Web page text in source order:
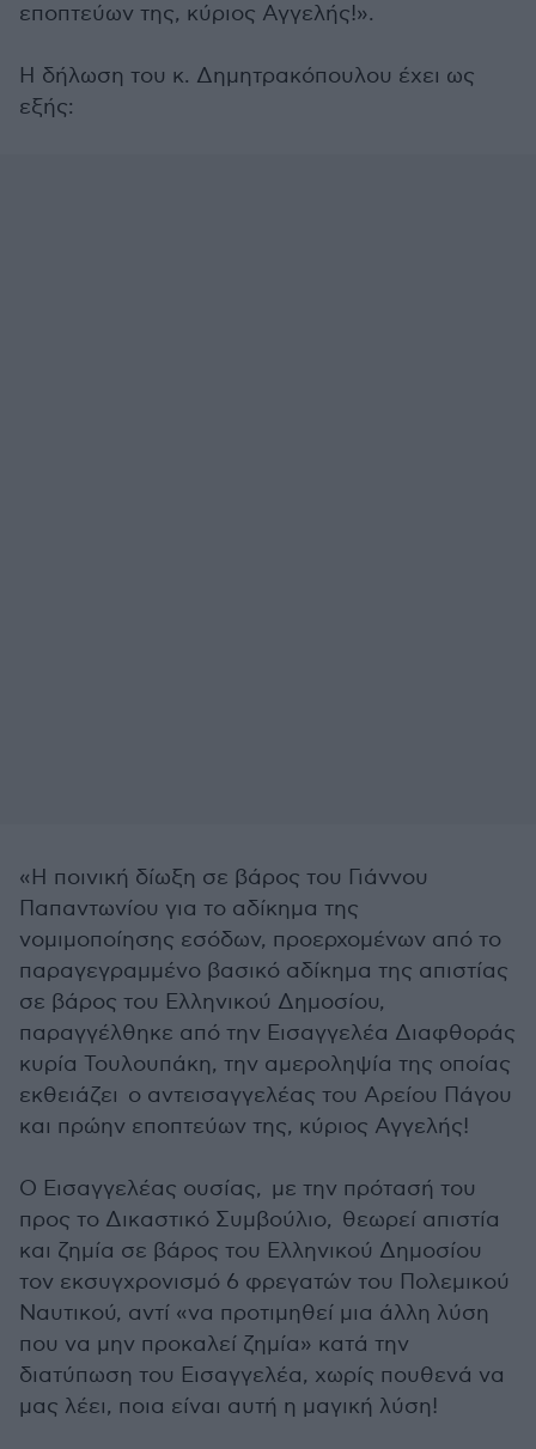
εποπτεύων της, κύριος Αγγελής!».
Η δήλωση του κ. Δημητρακόπουλου έχει ως
εξής:
«Η ποινική δίωξη σε βάρος του Γιάννου
Παπαντωνίου για το αδίκημα της
νομιμοποίησης εσόδων, προερχομένων από το
παραγεγραμμένο βασικό αδίκημα της απιστίας
σε βάρος του Ελληνικού Δημοσίου,
παραγγέλθηκε από την Εισαγγελέα Διαφθοράς
κυρία Τουλουπάκη, την αμεροληψία της οποίας
εκθειάζει ο αντεισαγγελέας του Αρείου Πάγου
και πρώην εποπτεύων της, κύριος Αγγελής!
Ο Εισαγγελέας ουσίας, με την πρότασή του
προς το Δικαστικό Συμβούλιο, θεωρεί απιστία
και ζημία σε βάρος του Ελληνικού Δημοσίου
τον εκσυγχρονισμό 6 φρεγατών του Πολεμικού
Ναυτικού, αντί «να προτιμηθεί μια άλλη λύση
που να μην προκαλεί ζημία» κατά την
διατύπωση του Εισαγγελέα, χωρίς πουθενά να
μας λέει, ποια είναι αυτή η μαγική λύση!